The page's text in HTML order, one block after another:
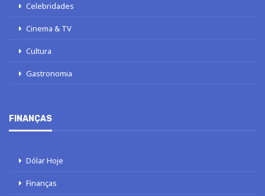
Celebridades
Cinema & TV
Cultura
Gastronomia
FINANÇAS
Dólar Hoje
Finanças